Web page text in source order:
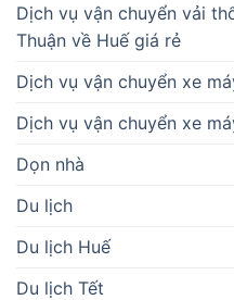
Dịch vụ vận chuyển vải
Thuận về Huế giá rẻ
Dịch vụ vận chuyển xe
Dịch vụ vận chuyển xe
Dọn nhà
Du lịch
Du lịch Huế
Du lịch Tết